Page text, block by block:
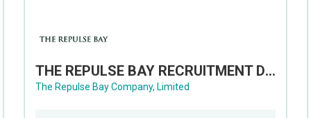
THE REPULSE BAY RECRUITMENT DAY 淺水灣影灣園人才招聘會
The Repulse Bay Company, Limited